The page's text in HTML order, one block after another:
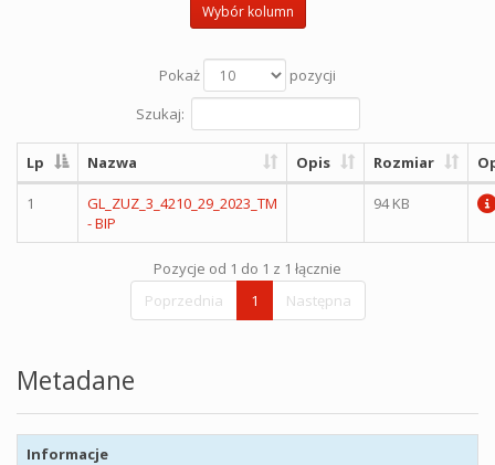
Wybór kolumn
Pokaż
pozycji
Szukaj:
Lp Nazwa Opis Rozmiar
1
GL_ZUZ_3_4210_29_2023_TM
- BIP
94 KB
Pozycje od 1 do 1 z 1 łącznie
Poprzednia
1 Następna
Metadane
Informacje